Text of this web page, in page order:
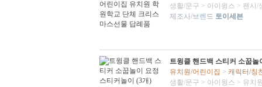
생활/문구 > 아이윙스 > 팬시/
제조사/브렌드 토이세븐
트윙클 핸드백 스티커 소꿉
유치원/어린이집 > 캐릭터/칭
생활/문구 > 아이윙스 > 유치